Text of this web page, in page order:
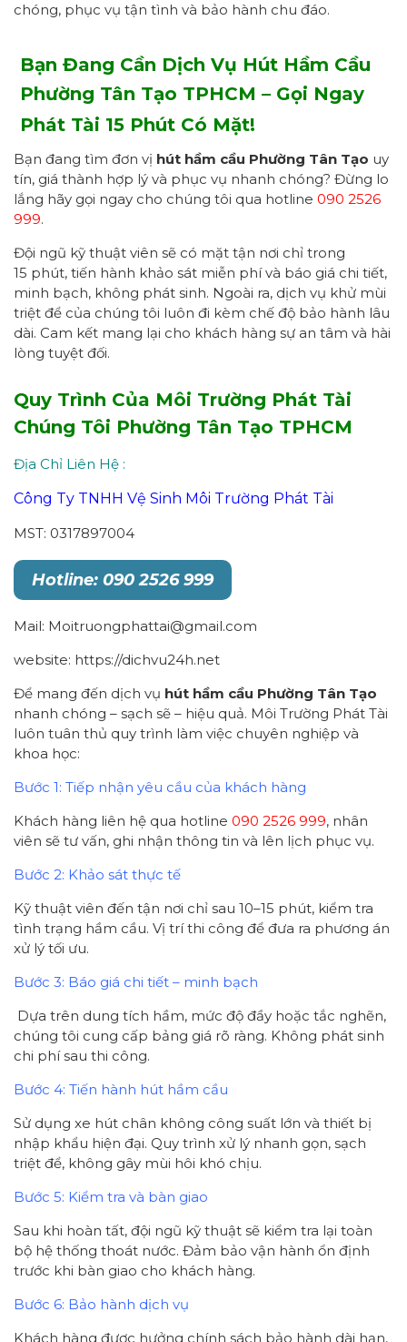
chóng, phục vụ tận tình và bảo hành chu đáo.
Bạn Đang Cần Dịch Vụ Hút Hầm Cầu
Phường Tân Tạo TPHCM – Gọi Ngay
Phát Tài 15 Phút Có Mặt!
Bạn đang tìm đơn vị hút hầm cầu Phường Tân Tạo uy
tín, giá thành hợp lý và phục vụ nhanh chóng? Đừng lo
lắng hãy gọi ngay cho chúng tôi qua hotline 090 2526
999.
Đội ngũ kỹ thuật viên sẽ có mặt tận nơi chỉ trong
15 phút, tiến hành khảo sát miễn phí và báo giá chi tiết,
minh bạch, không phát sinh. Ngoài ra, dịch vụ khử mùi
triệt để của chúng tôi luôn đi kèm chế độ bảo hành lâu
dài. Cam kết mang lại cho khách hàng sự an tâm và hài
lòng tuyệt đối.
Quy Trình Của Môi Trường Phát Tài
Chúng Tôi Phường Tân Tạo TPHCM
Địa Chỉ Liên Hệ :
Công Ty TNHH Vệ Sinh Môi Trường Phát Tài
MST: 0317897004
Hotline: 090 2526 999
Mail: Moitruongphattai@gmail.com
website: https://dichvu24h.net
Để mang đến dịch vụ hút hầm cầu Phường Tân Tạo
nhanh chóng – sạch sẽ – hiệu quả. Môi Trường Phát Tài
luôn tuân thủ quy trình làm việc chuyên nghiệp và
khoa học:
Bước 1: Tiếp nhận yêu cầu của khách hàng
Khách hàng liên hệ qua hotline 090 2526 999, nhân
viên sẽ tư vấn, ghi nhận thông tin và lên lịch phục vụ.
Bước 2: Khảo sát thực tế
Kỹ thuật viên đến tận nơi chỉ sau 10–15 phút, kiểm tra
tình trạng hầm cầu. Vị trí thi công để đưa ra phương án
xử lý tối ưu.
Bước 3: Báo giá chi tiết – minh bạch
Dựa trên dung tích hầm, mức độ đầy hoặc tắc nghẽn,
chúng tôi cung cấp bảng giá rõ ràng. Không phát sinh
chi phí sau thi công.
Bước 4: Tiến hành hút hầm cầu
Sử dụng xe hút chân không công suất lớn và thiết bị
nhập khẩu hiện đại. Quy trình xử lý nhanh gọn, sạch
triệt để, không gây mùi hôi khó chịu.
Bước 5: Kiểm tra và bàn giao
Sau khi hoàn tất, đội ngũ kỹ thuật sẽ kiểm tra lại toàn
bộ hệ thống thoát nước. Đảm bảo vận hành ổn định
trước khi bàn giao cho khách hàng.
Bước 6: Bảo hành dịch vụ
Khách hàng được hưởng chính sách bảo hành dài hạn,